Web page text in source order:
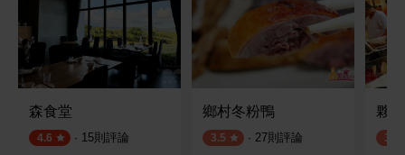
森食堂
4.6 · 15則評論
鄉村冬粉鴨
3.5 · 27則評論
夥
3.8